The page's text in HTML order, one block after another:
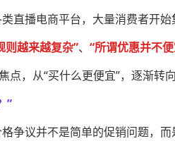
直播电商平台，大量消费者开始
则越来越复杂”、 “所谓优惠并不
，从“买什么更便宜”，逐渐转向
”
争议并不是简单的促销问题，